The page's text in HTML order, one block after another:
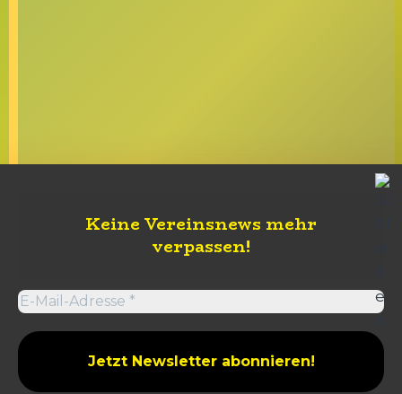
Keine Vereinsnews mehr
verpassen!